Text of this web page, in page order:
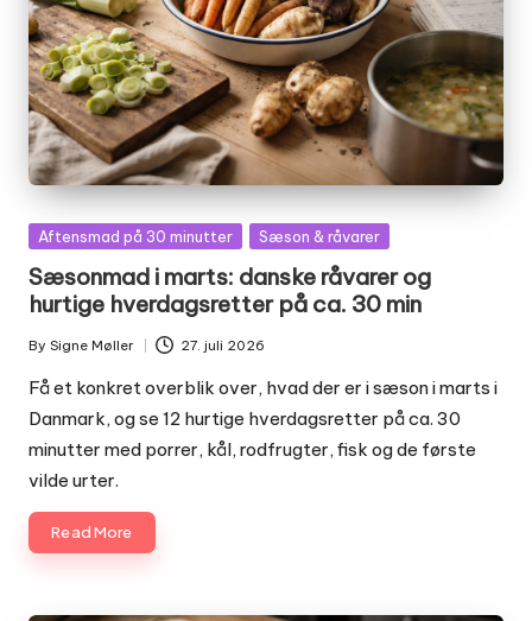
Posted
Aftensmad på 30 minutter Sæson & råvarer
Sæsonmad i marts: danske råvarer og
hurtige hverdagsretter på ca. 30 min
Posted
by
By Signe Møller 27. juli 2026
Få et konkret overblik over, hvad der er i sæson i marts i
Danmark, og se 12 hurtige hverdagsretter på ca. 30
minutter med porrer, kål, rodfrugter, fisk og de første
vilde urter.
Read More